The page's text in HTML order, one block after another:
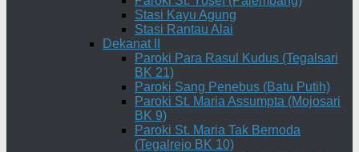
Stasi Kayu Agung
Stasi Rantau Alai
Dekanat II
Paroki Para Rasul Kudus (Tegalsari
BK 21)
Paroki Sang Penebus (Batu Putih)
Paroki St. Maria Assumpta (Mojosari
BK 9)
Paroki St. Maria Tak Bernoda
(Tegalrejo BK 10)